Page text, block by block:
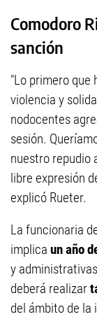
Comodoro
sanción
"Lo primero que
violencia y
nodocentes
sesión.
nuestro repudio
libre expresión
explicó Rueter.
La funcionaria
implica un año
y
deberá realizar
del ámbito de la